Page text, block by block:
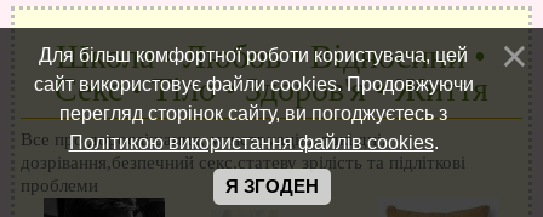
Школа • Любов • Відносини •
Секс • Тіло • Здоров'я • Життя
Все про дорослішання, менструацію, такі дні,
дозрівання,безпечний секс,статеву зрілість та підліткові
проблеми
Для більш комфортної роботи користувача, цей
сайт використовує файли cookies. Продовжуючи
перегляд сторінок сайту, ви погоджуєтесь з
Політикою використання файлів cookies.
Я ЗГОДЕН